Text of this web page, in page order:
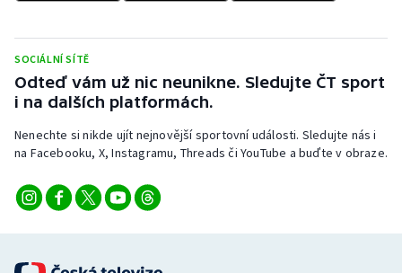
Triatlon
Vodní slalom
Volejbal
SOCIÁLNÍ SÍTĚ
Odteď vám už nic neunikne. Sledujte ČT sport
i na dalších platformách.
Nenechte si nikde ujít nejnovější sportovní události. Sledujte nás i
na Facebooku, X, Instagramu, Threads či YouTube a buďte v obraze.